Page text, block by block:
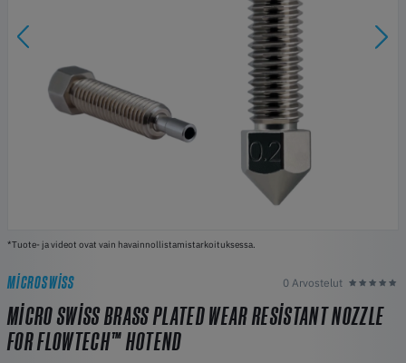
*Tuote- ja videot ovat vain havainnollistamistarkoituksessa.
MICROSWISS 0 Arvostelut
MICRO SWISS BRASS PLATED WEAR RESISTANT NOZZLE
FOR FLOWTECH™ HOTEND